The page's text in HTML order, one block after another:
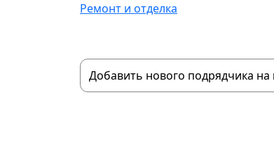
Ремонт и отделка
Добавить нового подрядчика